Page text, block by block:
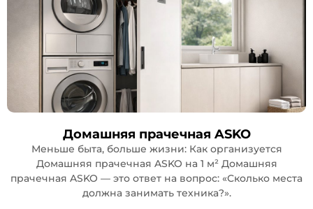
Домашняя прачечная ASKO
Меньше быта, больше жизни: Как организуется
Домашняя прачечная ASKO на 1 м² Домашняя
прачечная ASKO — это ответ на вопрос: «Сколько места
должна занимать техника?».